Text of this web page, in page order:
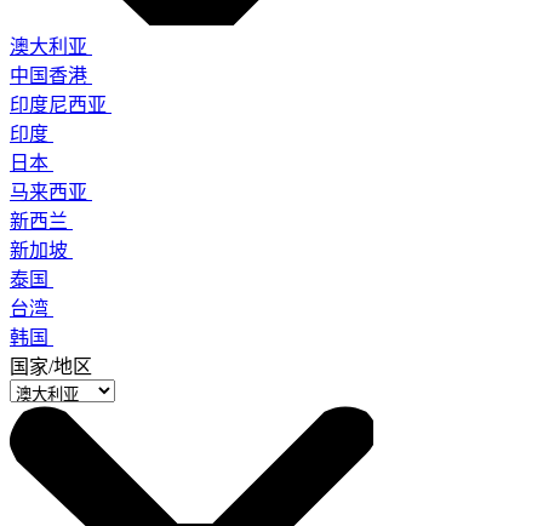
澳大利亚
中国香港
印度尼西亚
印度
日本
马来西亚
新西兰
新加坡
泰国
台湾
韩国
国家/地区